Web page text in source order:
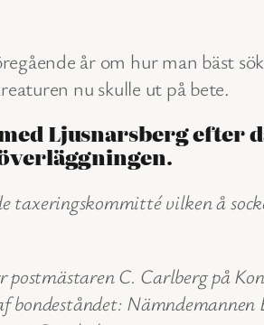
år om hur man bäst
nu skulle ut på bete.
Ljusnarsberg
vilken å
C. Carlberg på